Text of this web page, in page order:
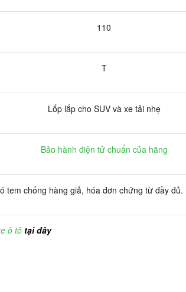
110
T
Lốp lắp cho SUV và xe tải nhẹ
Bảo hành điện tử chuẩn của hãng
tem chống hàng giả, hóa đơn chứng từ đầy
ô tô tại đây